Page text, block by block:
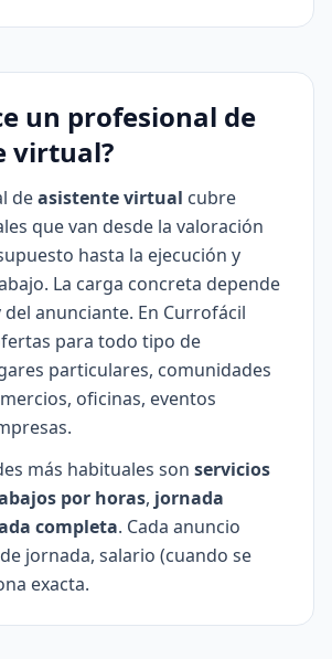
un profesional de
virtual?
deasistente virtual cubre
que van desde la valoración
hasta la ejecución y
La carga concreta depende
anunciante. En Currofácil
para todo tipo de
particulares, comunidades
oficinas, eventos
más habituales son servicios
por horas, jornada
completa. Cada anuncio
jornada, salario (cuando se
exacta.